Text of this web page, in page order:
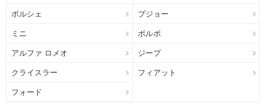
ポルシェ プジョー
ミニ ボルボ
アルファ ロメオ ジープ
クライスラー フィアット
フォード